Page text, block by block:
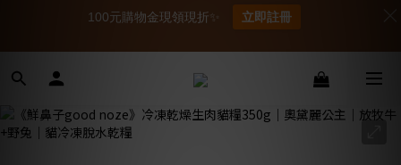
100元購物金現領現折✨ 立即註冊